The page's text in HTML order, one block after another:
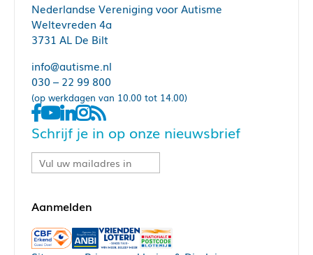
Nederlandse Vereniging voor Autisme
Weltevreden 4a
3731 AL De Bilt
info@autisme.nl
030 – 22 99 800
(op werkdagen van 10.00 tot 14.00)
Schrijf je in op onze nieuwsbrief